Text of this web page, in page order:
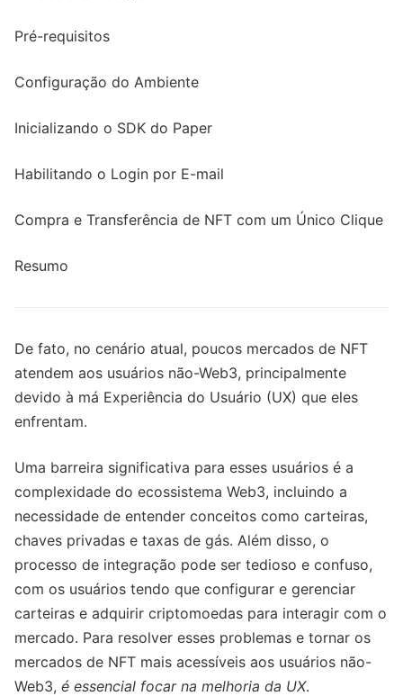
Pré-requisitos
Configuração do Ambiente
Inicializando o SDK do Paper
Habilitando o Login por E-mail
Compra e Transferência de NFT com um Único Clique
Resumo
De fato, no cenário atual, poucos mercados de NFT
atendem aos usuários não-Web3, principalmente
devido à má Experiência do Usuário (UX) que eles
enfrentam.
Uma barreira significativa para esses usuários é a
complexidade do ecossistema Web3, incluindo a
necessidade de entender conceitos como carteiras,
chaves privadas e taxas de gás. Além disso, o
processo de integração pode ser tedioso e confuso,
com os usuários tendo que configurar e gerenciar
carteiras e adquirir criptomoedas para interagir com o
mercado. Para resolver esses problemas e tornar os
mercados de NFT mais acessíveis aos usuários não-
Web3, é essencial focar na melhoria da UX.